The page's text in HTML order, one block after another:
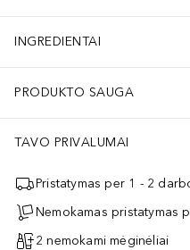
INGREDIENTAI
PRODUKTO SAUGA
TAVO PRIVALUMAI
Pristatymas per 1 - 2
Nemokamas pristatymas
2 nemokami mėginėliai